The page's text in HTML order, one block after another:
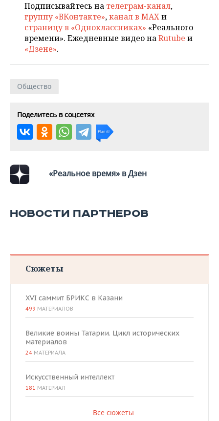
Подписывайтесь на телеграм-канал,
группу «ВКонтакте»,канал в MAXи
страницу в «Одноклассниках» «Реального
времени». Ежедневные видео наRutube и
«Дзене».
Общество
Поделитесь в соцсетях
«Реальное время» в Дзен
НОВОСТИ ПАРТНЕРОВ
Сюжеты
XVI саммит БРИКС в Казани
499 МАТЕРИАЛОВ
Великие воины Татарии. Цикл исторических
материалов
24 МАТЕРИАЛА
Искусственный интеллект
181 МАТЕРИАЛ
Все сюжеты